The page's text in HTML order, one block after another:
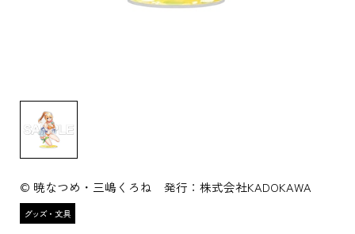
© 暁なつめ・三嶋くろね 発行：株式会社KADOKAWA